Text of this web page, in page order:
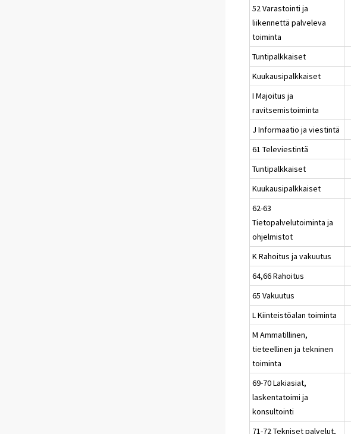
52 Varastointi ja
liikennettä palveleva
toiminta
Tuntipalkkaiset
Kuukausipalkkaiset
I Majoitus ja
ravitsemistoiminta
J Informaatio ja viestintä
61 Televiestintä
Tuntipalkkaiset
Kuukausipalkkaiset
62-63
Tietopalvelutoiminta ja
ohjelmistot
K Rahoitus ja vakuutus
64,66 Rahoitus
65 Vakuutus
L Kiinteistöalan toiminta
M Ammatillinen,
tieteellinen ja tekninen
toiminta
69-70 Lakiasiat,
laskentatoimi ja
konsultointi
71-72 Tekniset palvelut,